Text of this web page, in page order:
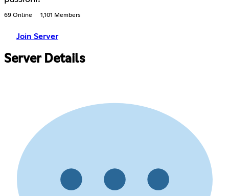
69 Online 1,101 Members
Join Server
Server Details